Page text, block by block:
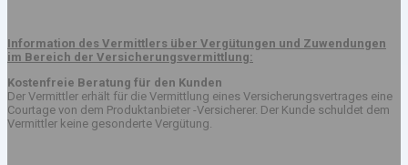
Information des Vermittlers über Vergütungen und Zuwendungen
im Bereich der Versicherungsvermittlung:
Kostenfreie Beratung für den Kunden
Der Vermittler erhält für die Vermittlung eines Versicherungsvertrages eine
Courtage von dem Produktanbieter -Versicherer. Der Kunde schuldet dem
Vermittler keine gesonderte Vergütung.